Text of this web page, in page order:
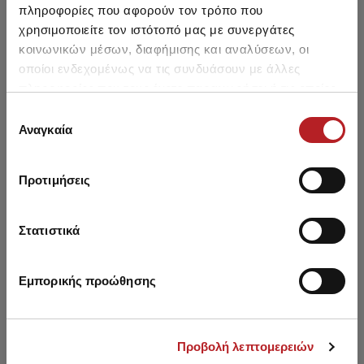
πληροφορίες που αφορούν τον τρόπο που
χρησιμοποιείτε τον ιστότοπό μας με συνεργάτες
κοινωνικών μέσων, διαφήμισης και αναλύσεων, οι
οποίοι ενδεχομένως να τις συνδυάσουν με άλλες
των υπηρεσιών τους.
συγκατάθεσης
Αναγκαία
Προτιμήσεις
Στατιστικά
Εμπορικής προώθησης
Προβολή λεπτομερειών
4,45 €
HOT OFFER